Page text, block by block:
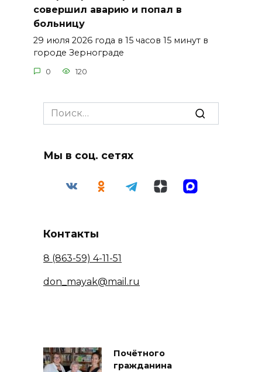
совершил аварию и попал в
больницу
29 июля 2026 года в 15 часов 15 минут в
городе Зернограде
0 120
Search
for:
Мы в соц. сетях
Контакты
8 (863-59) 4-11-51
don_mayak@mail.ru
Почётного
гражданина